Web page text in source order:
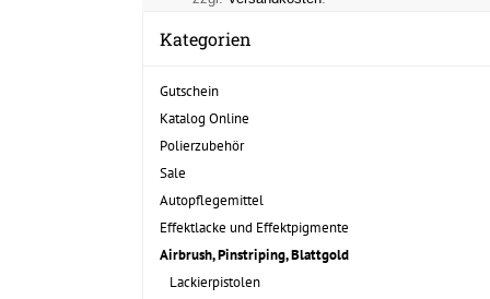
Kategorien
Gutschein
Katalog Online
Polierzubehör
Sale
Autopflegemittel
Effektlacke und Effektpigmente
Airbrush, Pinstriping, Blattgold
Lackierpistolen